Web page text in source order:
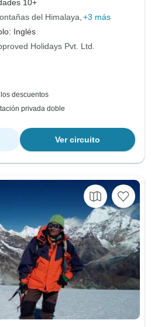
10+
del Himalaya +3 más
Inglés
Holidays Pvt. Ltd.
descuentos
privada doble
Ver circuito